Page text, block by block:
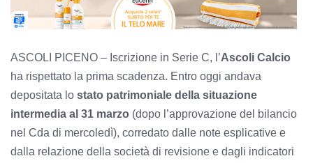
ASCOLI PICENO – Iscrizione in Serie C, l’Ascoli Calcio
ha rispettato la prima scadenza. Entro oggi andava
depositata lo stato patrimoniale della situazione
intermedia al 31 marzo (dopo l’approvazione del bilancio
nel Cda di mercoledì), corredato dalle note esplicative e
dalla relazione della società di revisione e dagli indicatori